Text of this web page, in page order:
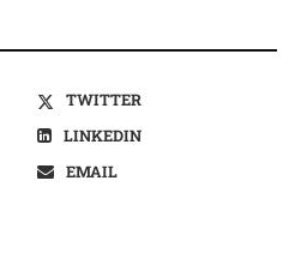
TWITTER
LINKEDIN
EMAIL